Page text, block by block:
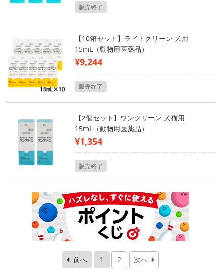
販売終了
【10箱セット】ライトクリーン 犬用
15mL（動物用医薬品）
¥9,244
販売終了
【2個セット】ワンクリーン 犬猫用
15mL（動物用医薬品）
¥1,354
販売終了
前へ 1 2 次へ